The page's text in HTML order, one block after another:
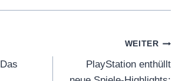
WEITER
PlayStation enthüllt